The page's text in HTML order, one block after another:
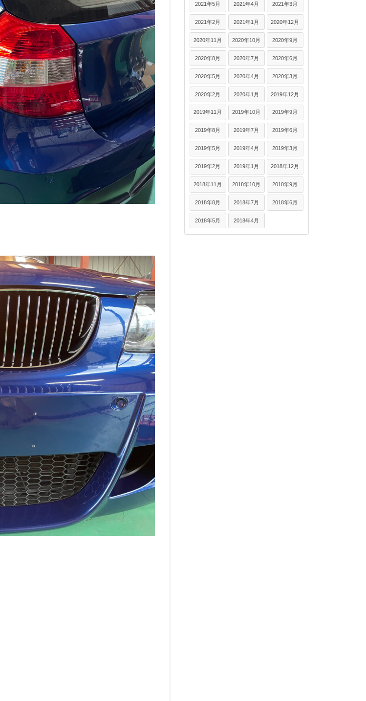
2021年5月 2021年4月 2021年3月
2021年2月 2021年1月 2020年12月
2020年11月 2020年10月 2020年9月
2020年8月 2020年7月 2020年6月
2020年5月 2020年4月 2020年3月
2020年2月 2020年1月 2019年12月
2019年11月 2019年10月 2019年9月
2019年8月 2019年7月 2019年6月
2019年5月 2019年4月 2019年3月
2019年2月 2019年1月 2018年12月
2018年11月 2018年10月 2018年9月
2018年8月 2018年7月 2018年6月
2018年5月 2018年4月